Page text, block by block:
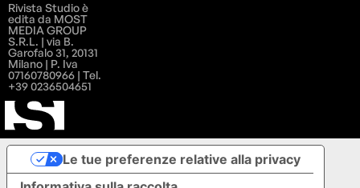
Rivista Studio è
edita da MOST
MEDIA GROUP
S.R.L. | via B.
Garofalo 31, 20131
Milano | P. Iva
07160780966 | Tel.
+39 0236504651
Le tue preferenze relative alla privacy